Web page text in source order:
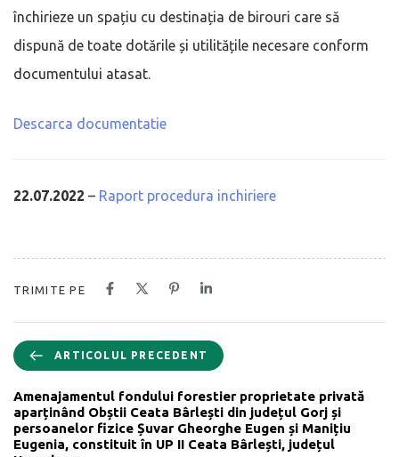
închirieze un spațiu cu destinația de birouri care să
dispună de toate dotările și utilitățile necesare conform
documentului atasat.
Descarca documentatie
22.07.2022 – Raport procedura inchiriere
TRIMITE PE
ARTICOLUL PRECEDENT
Amenajamentul fondului forestier proprietate privată
aparținând Obștii Ceata Bârlești din județul Gorj și
persoanelor fizice Șuvar Gheorghe Eugen și Manițiu
Eugenia, constituit în UP II Ceata Bârlești, județul